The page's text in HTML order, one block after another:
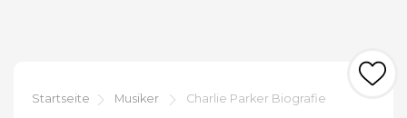
Startseite Musiker Charlie Parker Biografie